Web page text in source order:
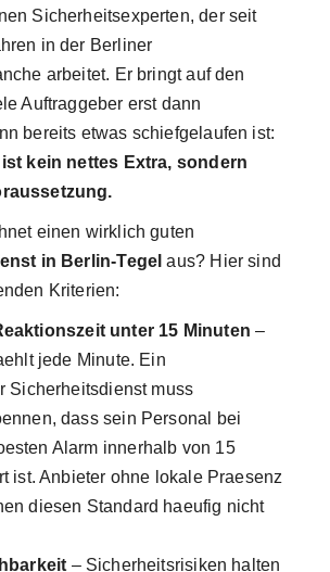
Sicherheitsexperten, der seit
in der Berliner
arbeitet. Er bringt auf den
Auftraggeber erst dann
bereits etwas schiefgelaufen ist:
kein nettes Extra, sondern
einen wirklich guten
in Berlin-Tegel aus? Hier sind
Kriterien:
unter 15 Minuten –
jede Minute. Ein
Sicherheitsdienst muss
dass sein Personal bei
Alarm innerhalb von 15
ist. Anbieter ohne lokale Praesenz
diesen Standard haeufig nicht
– Sicherheitsrisiken halten